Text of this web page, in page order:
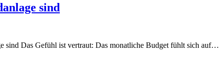
sind
sind Das Gefühl ist vertraut: Das monatliche Budget fühlt sich auf…